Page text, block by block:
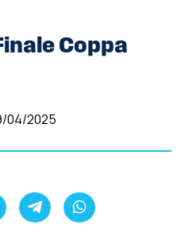
Coppa
04/2025